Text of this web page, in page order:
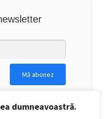
dumneavoastră.